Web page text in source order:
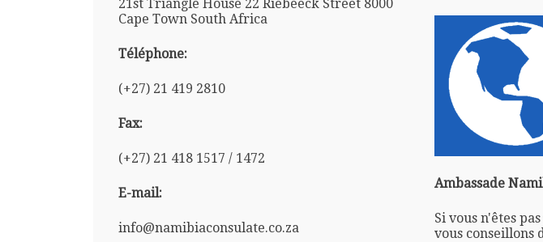
21st Triangle House 22 Riebeeck Street 8000
Cape Town South Africa
Téléphone:
(+27) 21 419 2810
Fax:
(+27) 21 418 1517 / 1472
E-mail:
info@namibiaconsulate.co.za
Ambassade
Si vous n'êtes
vous conseillons